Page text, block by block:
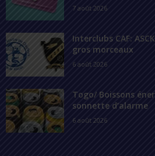
7 août 2026
Interclubs CAF:
gros morceaux
6 août 2026
Togo/ Boissons
sonnette d’alarme
6 août 2026